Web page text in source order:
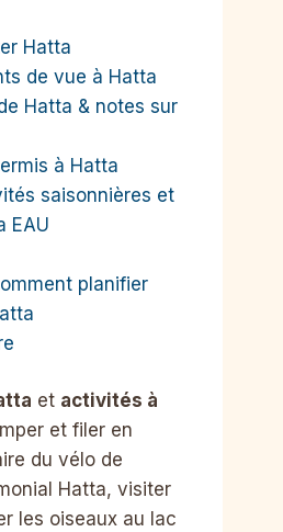
Hatta
de vue à Hatta
Hatta & notes sur
à Hatta
saisonnières et
EAU
planifier
et activités à
et filer en
du vélo de
Hatta, visiter
les oiseaux au lac